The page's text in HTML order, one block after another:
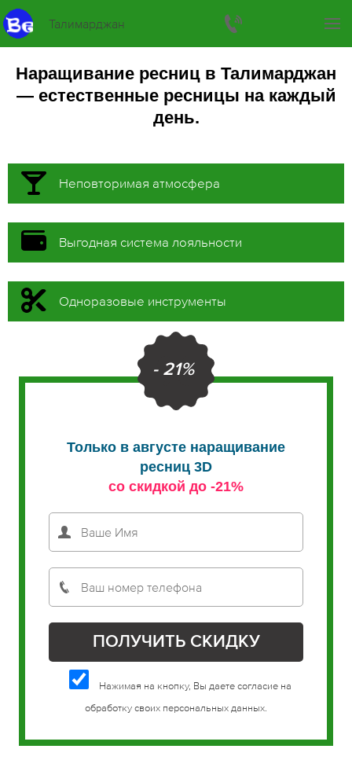
Талимарджан
Наращивание ресниц в Талимарджан
— естественные ресницы на каждый
день.
Неповторимая атмосфера
Выгодная система лояльности
Одноразовые инструменты
- 21%
Только в августе наращивание
ресниц 3D
со скидкой до -21%
Нажимая на кнопку, Вы даете согласие на
обработку своих персональных данных.